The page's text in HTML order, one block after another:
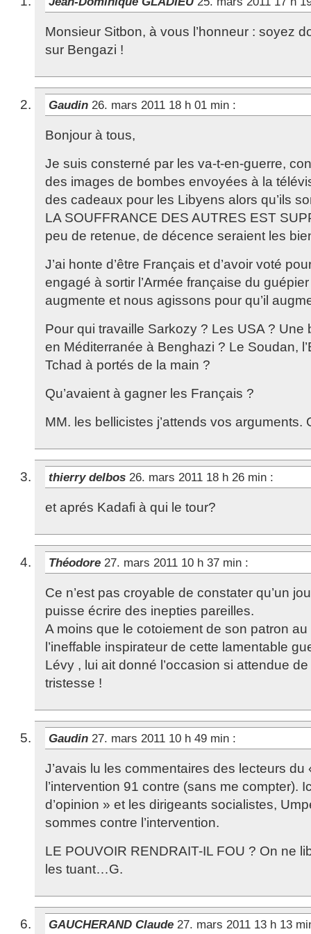
Monsieur Sitbon, à vous l’honneur : soyez
sur Bengazi !
Gaudin 26. mars 2011 18 h 01 min :
Bonjour à tous,
Je suis consterné par les va-t-en-guerre,
des images de bombes envoyées à la
des cadeaux pour les Libyens alors qu’ils
LA SOUFFRANCE DES AUTRES EST
peu de retenue, de décence seraient les
J’ai honte d’être Français et d’avoir voté
engagé à sortir l’Armée française du
augmente et nous agissons pour qu’il
Pour qui travaille Sarkozy ? Les USA ? Une
en Méditerranée à Benghazi ? Le Soudan,
Tchad à portés de la main ?
Qu’avaient à gagner les Français ?
MM. les bellicistes j’attends vos arguments.
thierry delbos 26. mars 2011 18 h 26 min :
et aprés Kadafi à qui le tour?
Théodore 27. mars 2011 10 h 37 min :
Ce n’est pas croyable de constater qu’un
puisse écrire des inepties pareilles.
A moins que le cotoiement de son patron
l’ineffable inspirateur de cette lamentable
Lévy , lui ait donné l’occasion si attendue
tristesse !
Gaudin 27. mars 2011 10 h 49 min :
J’avais lu les commentaires des lecteurs du
l’intervention 91 contre (sans me compter).
d’opinion » et les dirigeants socialistes,
sommes contre l’intervention.
LE POUVOIR RENDRAIT-IL FOU ? On ne
les tuant…G.
GAUCHERAND Claude 27. mars 2011 13 h 13